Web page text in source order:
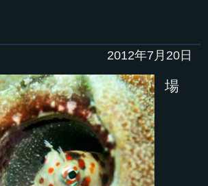
2012年7月20日
場